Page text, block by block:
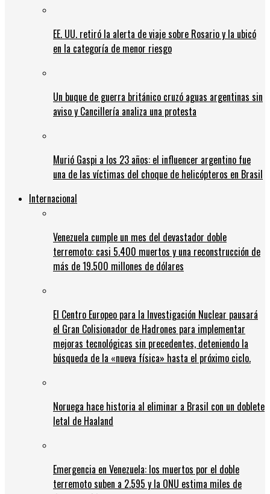
EE. UU. retiró la alerta de viaje sobre Rosario y la ubicó
en la categoría de menor riesgo
Un buque de guerra británico cruzó aguas argentinas sin
aviso y Cancillería analiza una protesta
Murió Gaspi a los 23 años: el influencer argentino fue
una de las víctimas del choque de helicópteros en Brasil
Internacional
Venezuela cumple un mes del devastador doble
terremoto: casi 5.400 muertos y una reconstrucción de
más de 19.500 millones de dólares
El Centro Europeo para la Investigación Nuclear pausará
el Gran Colisionador de Hadrones para implementar
mejoras tecnológicas sin precedentes, deteniendo la
búsqueda de la «nueva física» hasta el próximo ciclo.
Noruega hace historia al eliminar a Brasil con un doblete
letal de Haaland
Emergencia en Venezuela: los muertos por el doble
terremoto suben a 2.595 y la ONU estima miles de